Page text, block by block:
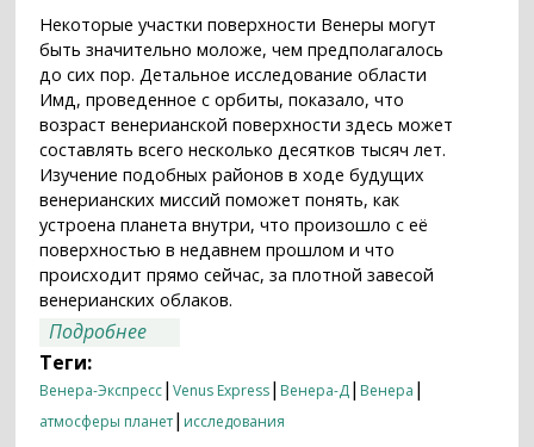
Некоторые участки поверхности Венеры могут
быть значительно моложе, чем предполагалось
до сих пор. Детальное исследование области
Имд, проведенное с орбиты, показало, что
возраст венерианской поверхности здесь может
составлять всего несколько десятков тысяч лет.
Изучение подобных районов в ходе будущих
венерианских миссий поможет понять, как
устроена планета внутри, что произошло с её
поверхностью в недавнем прошлом и что
происходит прямо сейчас, за плотной завесой
венерианских облаков.
Подробнее
Теги:
Венера-Экспресс|Venus Express| Венера-Д| Венера |
атмосферы планет| исследования